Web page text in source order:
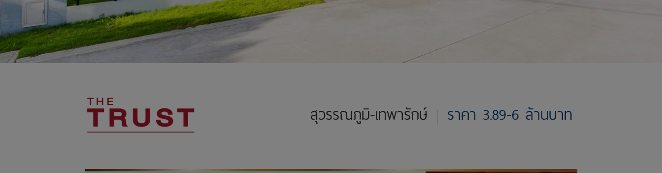
สุวรรณภูมิ-เทพารักษ์ ราคา 3.89-6 ล้านบาท